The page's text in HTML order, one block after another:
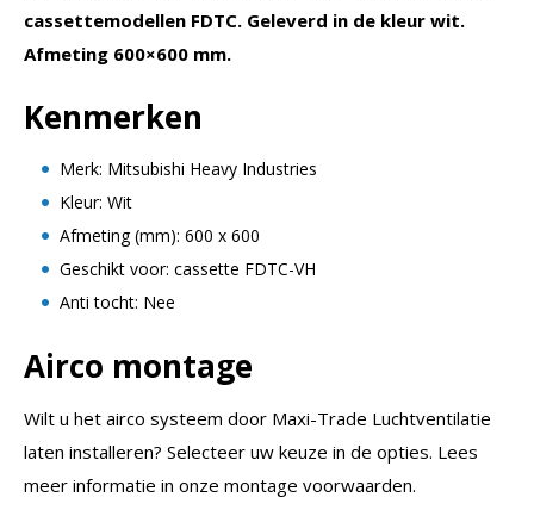
cassettemodellen FDTC. Geleverd in de kleur wit.
Afmeting 600×600 mm.
Kenmerken
Merk: Mitsubishi Heavy Industries
Kleur: Wit
Afmeting (mm): 600 x 600
Geschikt voor: cassette FDTC-VH
Anti tocht: Nee
Airco montage
Wilt u het airco systeem door Maxi-Trade Luchtventilatie
laten installeren? Selecteer uw keuze in de opties. Lees
meer informatie in onze montage voorwaarden.